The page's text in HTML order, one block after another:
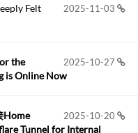
...
2026-06-18
2026-06-15
2025-11-03
Felt
2025-10-27
the
is Online Now
2025-10-20
Home
Tunnel for Internal